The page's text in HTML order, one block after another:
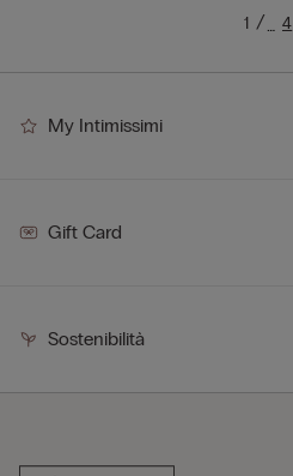
1 … 4
My Intimissimi
Gift Card
Sostenibilità